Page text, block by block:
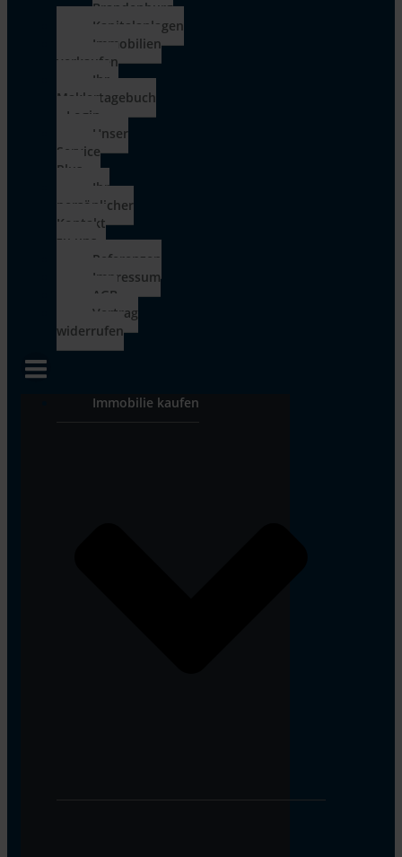
Brandenburg
Kapitalanlagen
Immobilien
verkaufen
Ihr
Maklertagebuch
– Login
Unser
Service
Plus
Ihr
persönlicher
Kontakt
zu uns
Referenzen
Impressum
AGB
Vertrag
widerrufen
Immobilie kaufen